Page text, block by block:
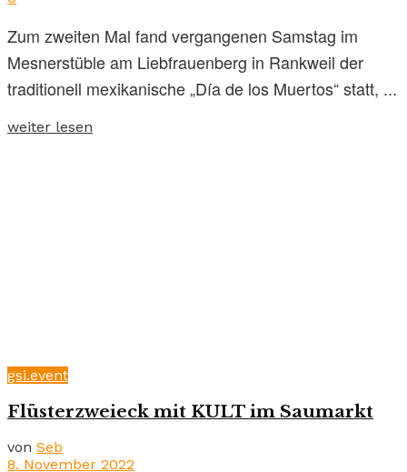
Zum zweiten Mal fand vergangenen Samstag im
Mesnerstüble am Liebfrauenberg in Rankweil der
traditionell mexikanische „Día de los Muertos“ statt, ...
weiter lesen
gsi.event
Flüsterzweieck mit KULT im Saumarkt
von Seb
8. November 2022